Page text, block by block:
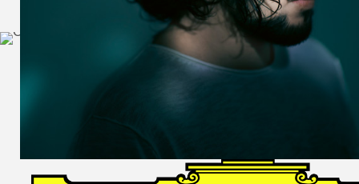
AUS
JEDERMANN
GESÄNGE